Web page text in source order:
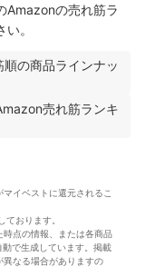
Amazonの売れ筋ラ
。
の商品ラインナッ
売れ筋ランキ
イベストに還元されるこ
おります。
点の情報、または各商品
で生成しています。掲載
なる場合がありますの